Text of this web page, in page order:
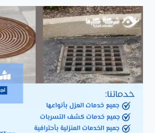
–
تواصل
بنا
الآن